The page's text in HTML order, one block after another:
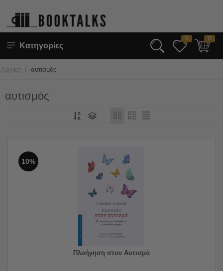
Κατηγορίες
0 0
Αρχική / αυτισμός
αυτισμός
10%
Πλοήγηση στον Αυτισμό